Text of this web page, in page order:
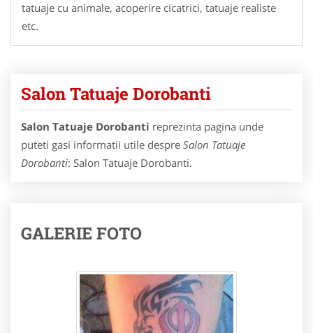
tatuaje cu animale, acoperire cicatrici, tatuaje realiste
etc.
Salon Tatuaje Dorobanti
Salon Tatuaje Dorobanti reprezinta pagina unde
puteti gasi informatii utile despre Salon Tatuaje
Dorobanti: Salon Tatuaje Dorobanti.
GALERIE FOTO